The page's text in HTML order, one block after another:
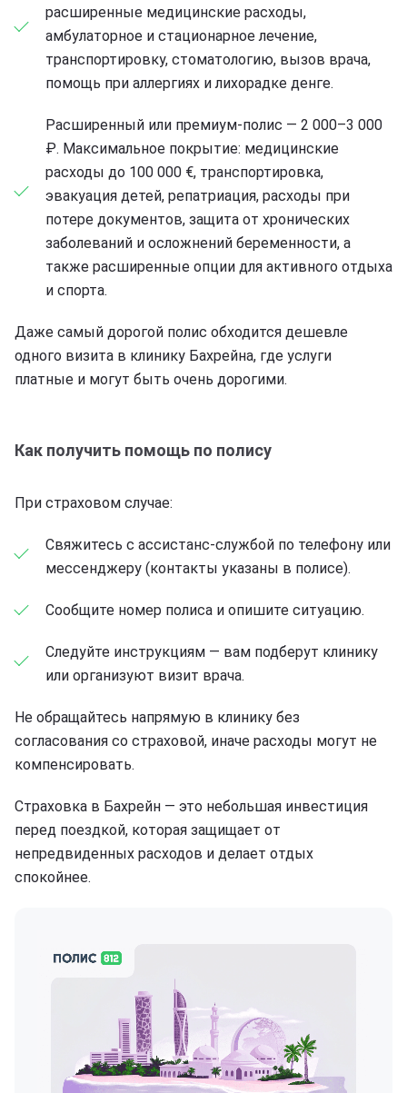
расширенные медицинские расходы,
амбулаторное и стационарное лечение,
транспортировку, стоматологию, вызов врача,
помощь при аллергиях и лихорадке денге.
Расширенный или премиум-полис — 2 000–3 000
₽. Максимальное покрытие: медицинские
расходы до 100 000 €, транспортировка,
эвакуация детей, репатриация, расходы при
потере документов, защита от хронических
заболеваний и осложнений беременности, а
также расширенные опции для активного отдыха
и спорта.
Даже самый дорогой полис обходится дешевле
одного визита в клинику Бахрейна, где услуги
платные и могут быть очень дорогими.
Как получить помощь по полису
При страховом случае:
Свяжитесь с ассистанс-службой по телефону или
мессенджеру (контакты указаны в полисе).
Сообщите номер полиса и опишите ситуацию.
Следуйте инструкциям — вам подберут клинику
или организуют визит врача.
Не обращайтесь напрямую в клинику без
согласования со страховой, иначе расходы могут не
компенсировать.
Страховка в Бахрейн — это небольшая инвестиция
перед поездкой, которая защищает от
непредвиденных расходов и делает отдых
спокойнее.